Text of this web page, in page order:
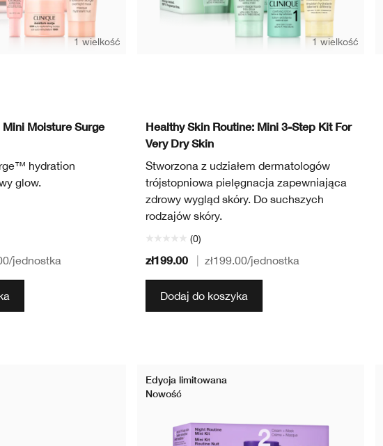
1 wielkość
Moisture Surge
hydration
glow.
/jednostka
1 wielkość
Healthy Skin Routine: Mini 3-Step Kit For
Very Dry Skin
Stworzona z udziałem dermatologów
trójstopniowa pielęgnacja zapewniająca
zdrowy wygląd skóry. Do suchszych
rodzajów skóry.
(0)
zł199.00 zł199.00/jednostka
Dodaj do koszyka
Edycja limitowana
Nowość